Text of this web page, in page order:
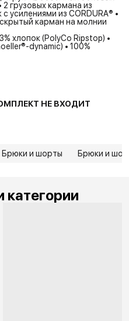
грузовых кармана из
усилениями из CORDURA® •
карман на молнии
хлопок (PolyCo Ripstop) •
dynamic) • 100%
НЕ ВХОДИТ
Брюки и шорты Брюки и
категории